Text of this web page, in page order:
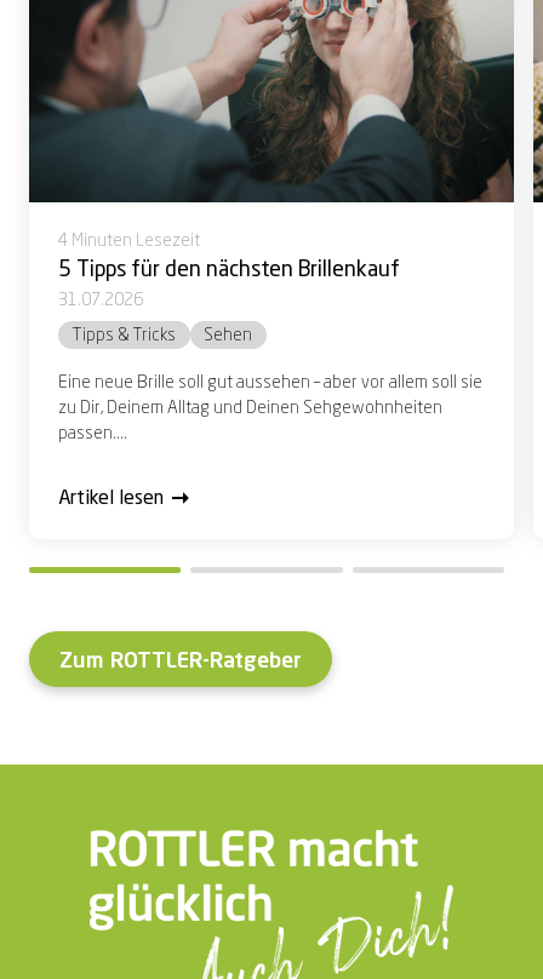
4 Minuten Lesezeit
5 Tipps für den nächsten Brillenkauf
31.07.2026
Tipps & Tricks Sehen
Eine neue Brille soll gut aussehen – aber vor allem soll sie
zu Dir, Deinem Alltag und Deinen Sehgewohnheiten
passen....
Artikel lesen
Zum ROTTLER-Ratgeber